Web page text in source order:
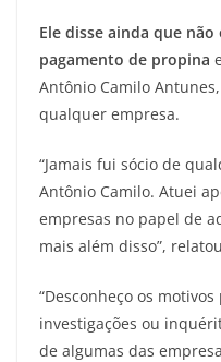
Ele disse ainda que
pagamento de propina
Antônio Camilo Antunes,
qualquer empresa.
“Jamais fui sócio de
Antônio Camilo. Atuei
empresas no papel de
mais além disso”,
“Desconheço os
investigações ou
de algumas das